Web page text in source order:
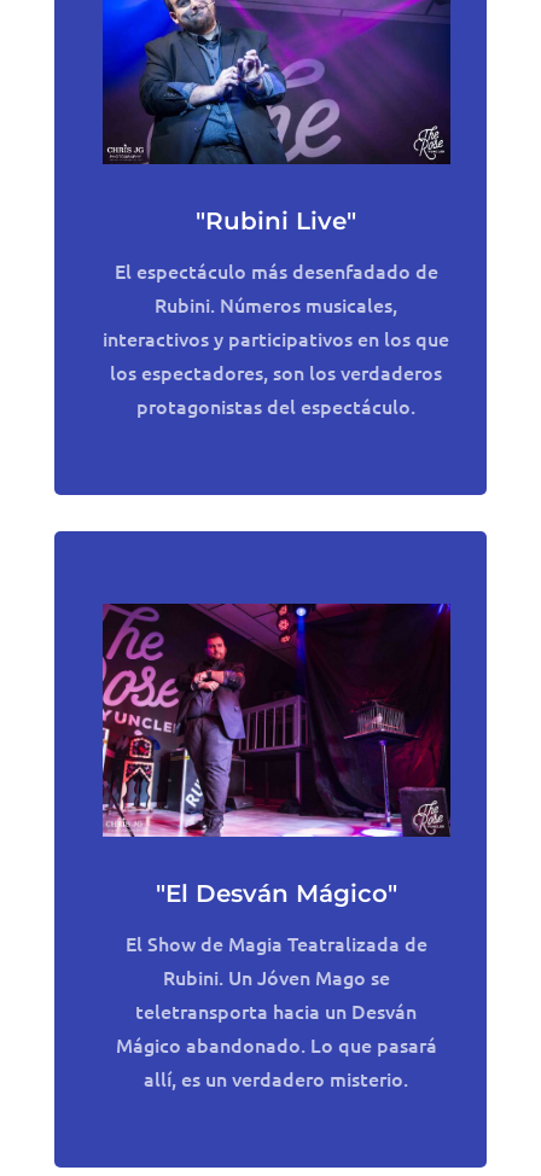
"Rubini Live"
El espectáculo más desenfadado de
Rubini. Números musicales,
interactivos y participativos en los que
los espectadores, son los verdaderos
protagonistas del espectáculo.
"El Desván Mágico"
El Show de Magia Teatralizada de
Rubini. Un Jóven Mago se
teletransporta hacia un Desván
Mágico abandonado. Lo que pasará
allí, es un verdadero misterio.